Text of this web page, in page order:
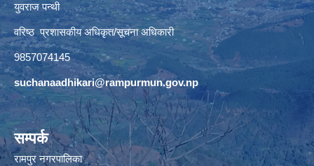
युवराज पन्थी
वरिष्ठ प्रशासकीय अधिकृत/सूचना अधिकारी
9857074145
suchanaadhikari@rampurmun.gov.np
सम्पर्क
रामपुर नगरपालिका